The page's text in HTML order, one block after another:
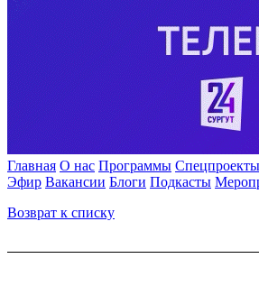
Главная О нас Программы Спецпроекты
Эфир Вакансии Блоги Подкасты
Возврат к списку